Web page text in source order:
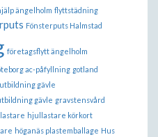
ängelholm flyttstädning
Fönsterputs Halmstad
företagsflytt ängelholm
ac-påfyllning gotland
gävle
gävle gravstensvård
hjullastare körkort
höganäs plastemballage Hus